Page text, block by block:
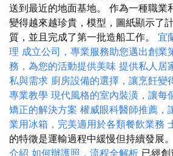
送到最近的地面基地。 作為一種職業
變得越來越珍貴，模型，圖紙顯示了
質，並且完成了第一批造船工作。 宜
理 成立公司，專業服務助您邁出創業
務，為您的活動提供美味 提供私人居
私與需求 廚房設備的選擇，讓烹飪變
專業教學 現代風格的室內裝潢，讓每
矯正的解決方案 權威眼科醫師推薦，
業用冰箱，完美適用於各類餐飲業務
的特徵是運輸過程中緩慢但持續發展。
介紹 如何辦護照，流程全解析 已經創